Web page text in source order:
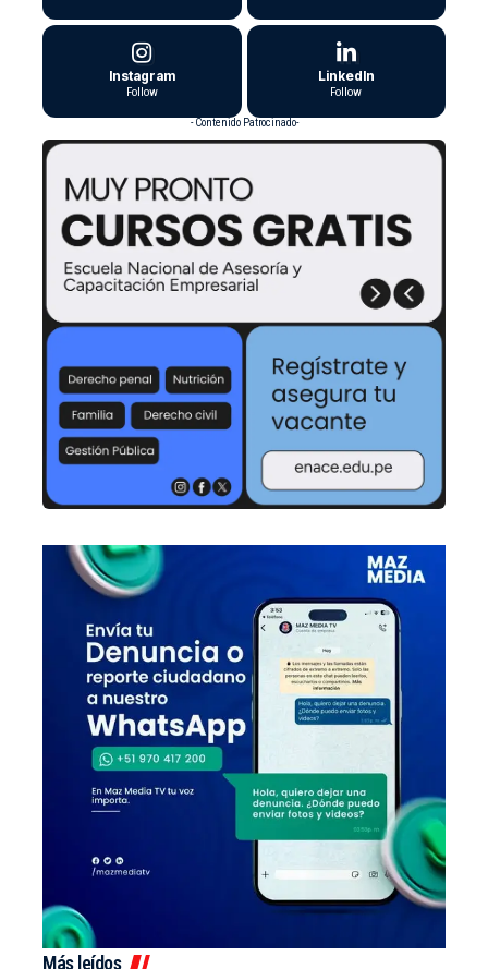
Instagram
Follow
LinkedIn
Follow
- Contenido Patrocinado-
Más leídos